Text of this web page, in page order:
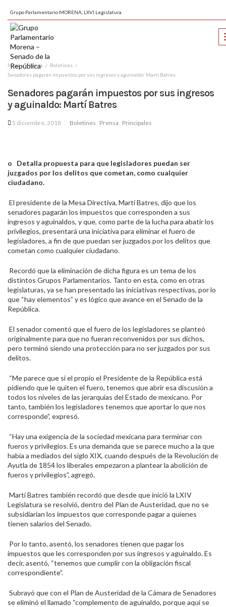
Grupo Parlamentario MORENA, LXVI Legislatura
Inicio Prensa
Boletines
Senadores pagarán impuestos por sus ingresos y aguinaldo: Martí Batres
Senadores pagarán impuestos por sus ingresos
y aguinaldo: Martí Batres
5 diciembre, 2018 Boletines Prensa Principales
o Detalla propuesta para que legisladores puedan ser
juzgados por los delitos que cometan, como cualquier
ciudadano.
El presidente de la Mesa Directiva, Martí Batres, dijo que los
senadores pagarán los impuestos que corresponden a sus
ingresos y aguinaldos, y que, como parte de la lucha para abatir los
privilegios, presentará una iniciativa para eliminar el fuero de
legisladores, a fin de que puedan ser juzgados por los delitos que
cometan como cualquier ciudadano.
Recordó que la eliminación de dicha figura es un tema de los
distintos Grupos Parlamentarios. Tanto en esta, como en otras
legislaturas, ya se han presentado las iniciativas respectivas, por lo
que “hay elementos” y es lógico que avance en el Senado de la
República.
El senador comentó que el fuero de los legisladores se planteó
originalmente para que no fueran reconvenidos por sus dichos,
pero terminó siendo una protección para no ser juzgados por sus
delitos.
“Me parece que si el propio el Presidente de la República está
pidiendo que le quiten el fuero, tenemos que abrir esa discusión a
todos los niveles de las jerarquías del Estado de mexicano. Por
tanto, también los legisladores tenemos que aportar lo que nos
corresponde”, expresó.
“Hay una exigencia de la sociedad mexicana para terminar con
fueros y privilegios. Es una demanda que se parece mucho a la que
había a mediados del siglo XIX, cuando después de la Revolución de
Ayutla de 1854 los liberales empezaron a plantear la abolición de
fueros y privilegios”, agregó.
Martí Batres también recordó que desde que inició la LXIV
Legislatura se resolvió, dentro del Plan de Austeridad, que no se
subsidiarían los impuestos que corresponde pagar a quienes
tienen salarios del Senado.
Por lo tanto, asentó, los senadores tienen que pagar los
impuestos que les corresponden por sus ingresos y aguinaldo. Es
decir, asentó, “tenemos que cumplir con la obligación fiscal
correspondiente”.
Subrayó que con el Plan de Austeridad de la Cámara de Senadores
se eliminó el llamado “complemento de aguinaldo, porque aquí se